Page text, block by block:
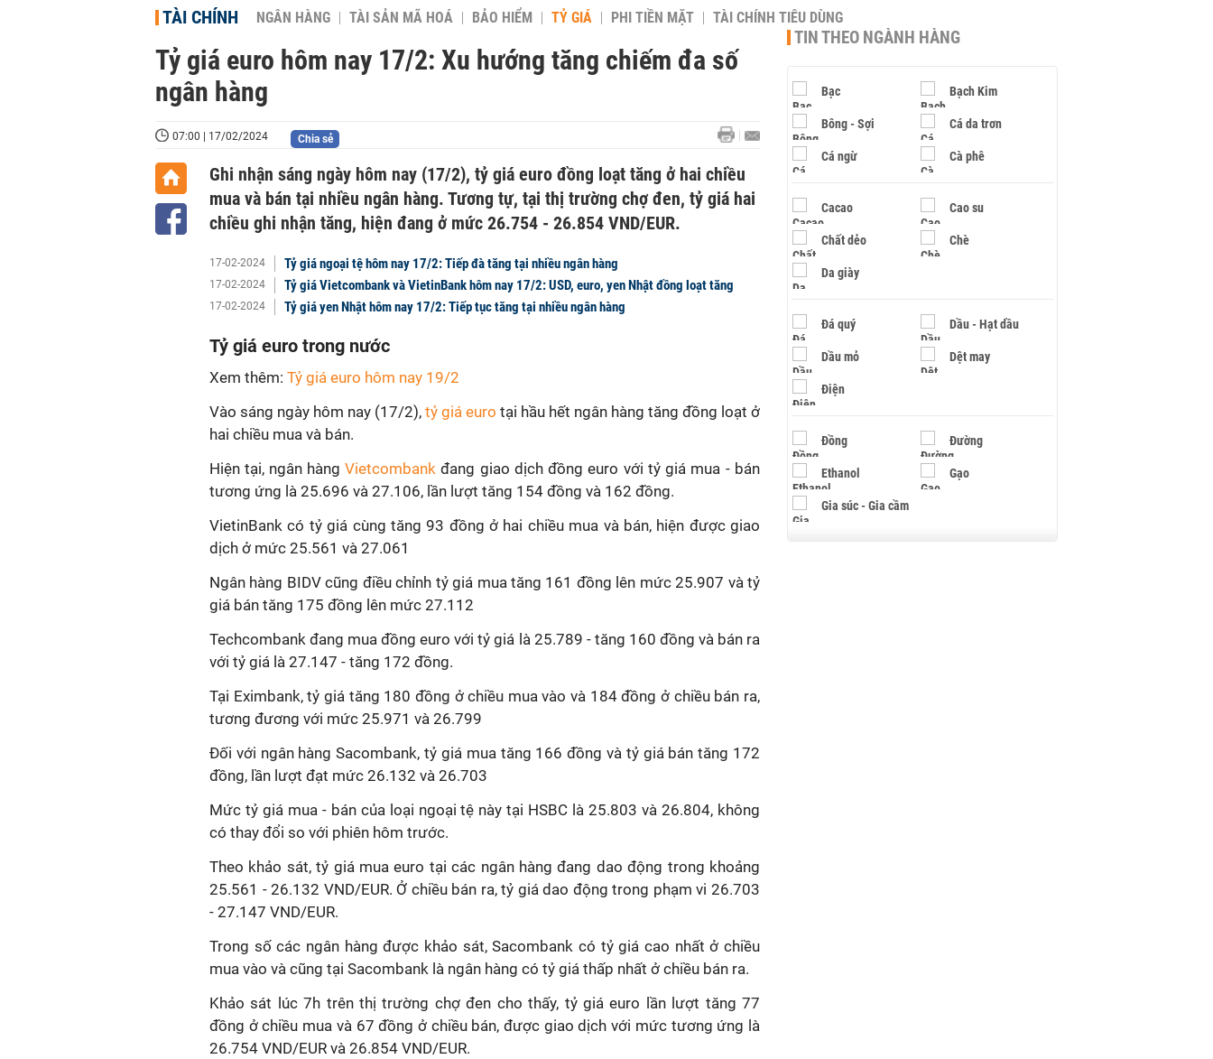
TÀI CHÍNH NGÂN HÀNG TÀI SẢN MÃ HOÁ BẢO HIỂM TỶ GIÁ PHI TIỀN MẶT TÀI CHÍNH TIÊU DÙNG
Tỷ giá euro hôm nay 17/2: Xu hướng tăng chiếm đa số
ngân hàng
07:00 | 17/02/2024 Chia sẻ
Ghi nhận sáng ngày hôm nay (17/2), tỷ giá euro đồng loạt tăng ở hai chiều
mua và bán tại nhiều ngân hàng. Tương tự, tại thị trường chợ đen, tỷ giá hai
chiều ghi nhận tăng, hiện đang ở mức 26.754 - 26.854 VND/EUR.
17-02-2024 Tỷ giá ngoại tệ hôm nay 17/2: Tiếp đà tăng tại nhiều ngân hàng
17-02-2024 Tỷ giá Vietcombank và VietinBank hôm nay 17/2: USD, euro, yen Nhật đồng loạt tăng
17-02-2024 Tỷ giá yen Nhật hôm nay 17/2: Tiếp tục tăng tại nhiều ngân hàng
Tỷ giá euro trong nước
Xem thêm: Tỷ giá euro hôm nay 19/2
Vào sáng ngày hôm nay (17/2), tỷ giá euro tại hầu hết ngân hàng tăng đồng loạt ở
hai chiều mua và bán.
Hiện tại, ngân hàng Vietcombank đang giao dịch đồng euro với tỷ giá mua - bán
tương ứng là 25.696 và 27.106, lần lượt tăng 154 đồng và 162 đồng.
VietinBank có tỷ giá cùng tăng 93 đồng ở hai chiều mua và bán, hiện được giao
dịch ở mức 25.561 và 27.061
Ngân hàng BIDV cũng điều chỉnh tỷ giá mua tăng 161 đồng lên mức 25.907 và tỷ
giá bán tăng 175 đồng lên mức 27.112
Techcombank đang mua đồng euro với tỷ giá là 25.789 - tăng 160 đồng và bán ra
với tỷ giá là 27.147 - tăng 172 đồng.
Tại Eximbank, tỷ giá tăng 180 đồng ở chiều mua vào và 184 đồng ở chiều bán ra,
tương đương với mức 25.971 và 26.799
Đối với ngân hàng Sacombank, tỷ giá mua tăng 166 đồng và tỷ giá bán tăng 172
đồng, lần lượt đạt mức 26.132 và 26.703
Mức tỷ giá mua - bán của loại ngoại tệ này tại HSBC là 25.803 và 26.804, không
có thay đổi so với phiên hôm trước.
Theo khảo sát, tỷ giá mua euro tại các ngân hàng đang dao động trong khoảng
25.561 - 26.132 VND/EUR. Ở chiều bán ra, tỷ giá dao động trong phạm vi 26.703
- 27.147 VND/EUR.
Trong số các ngân hàng được khảo sát, Sacombank có tỷ giá cao nhất ở chiều
mua vào và cũng tại Sacombank là ngân hàng có tỷ giá thấp nhất ở chiều bán ra.
Khảo sát lúc 7h trên thị trường chợ đen cho thấy, tỷ giá euro lần lượt tăng 77
đồng ở chiều mua và 67 đồng ở chiều bán, được giao dịch với mức tương ứng là
26.754 VND/EUR và 26.854 VND/EUR.
TIN THEO NGÀNH HÀNG
Bạc Bạch Kim
Bông - Sợi Cá da trơn
Cá ngừ Cà phê
Cacao Cao su
Chất dẻo Chè
Da giày
Đá quý Dầu - Hạt dầu
Dầu mỏ Dệt may
Điện
Đồng Đường
Ethanol Gạo
Gia súc - Gia cầm